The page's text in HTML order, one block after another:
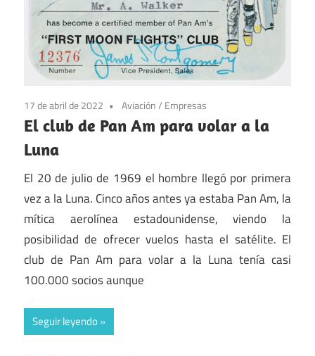
17 de abril de 2022 Aviación/ Empresas
El club de Pan Am para volar a la
Luna
El 20 de julio de 1969 el hombre llegó por primera
vez a la Luna. Cinco años antes ya estaba Pan Am, la
mítica aerolínea estadounidense, viendo la
posibilidad de ofrecer vuelos hasta el satélite. El
club de Pan Am para volar a la Luna tenía casi
100.000 socios aunque
Seguir leyendo